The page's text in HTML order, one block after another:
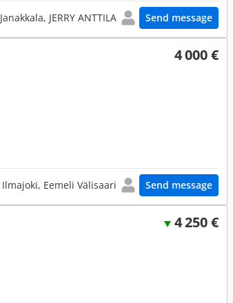
Janakkala, JERRY ANTTILA Send message
4 000 €
Ilmajoki, Eemeli Välisaari Send message
4 250 €